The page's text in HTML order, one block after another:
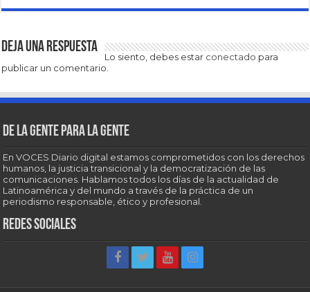
Deja una respuesta
Lo siento, debes estar conectado para
publicar un comentario.
De la gente para la gente
En VOCES Diario digital estamos comprometidos con los derechos
humanos, la justicia transicional y la democratización de las
comunicaciones. Hablamos todos los días de la actualidad de
Latinoamérica y del mundo a través de la práctica de un
periodismo responsable, ético y profesional.
Redes sociales